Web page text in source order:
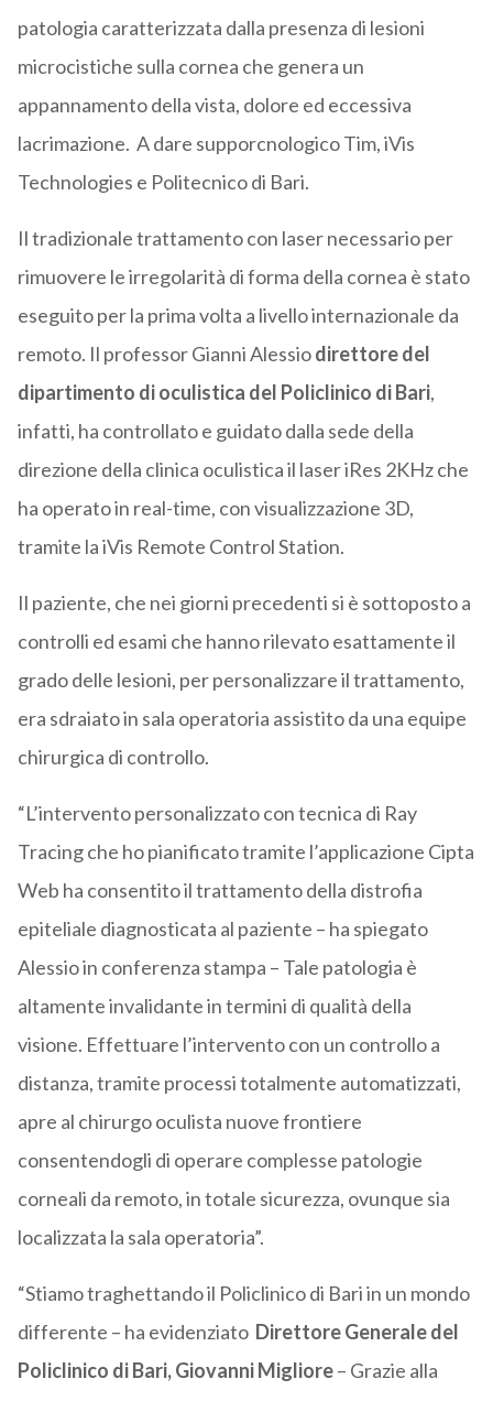
patologia caratterizzata dalla presenza di lesioni
microcistiche sulla cornea che genera un
appannamento della vista, dolore ed eccessiva
lacrimazione. A dare supporcnologico Tim, iVis
Technologies e Politecnico di Bari.
Il tradizionale trattamento con laser necessario per
rimuovere le irregolarità di forma della cornea è stato
eseguito per la prima volta a livello internazionale da
remoto. Il professor Gianni Alessiodirettore del
dipartimento di oculistica del Policlinico di Bari,
infatti, ha controllato e guidato dalla sede della
direzione della clinica oculistica il laser iRes 2KHz che
ha operato in real-time, con visualizzazione 3D,
tramite la iVis Remote Control Station.
Il paziente, che nei giorni precedenti si è sottoposto a
controlli ed esami che hanno rilevato esattamente il
grado delle lesioni, per personalizzare il trattamento,
era sdraiato in sala operatoria assistito da una equipe
chirurgica di controllo.
“L’intervento personalizzato con tecnica di Ray
Tracing che ho pianificato tramite l’applicazione Cipta
Web ha consentito il trattamento della distrofia
epiteliale diagnosticata al paziente – ha spiegato
Alessio in conferenza stampa – Tale patologia è
altamente invalidante in termini di qualità della
visione. Effettuare l’intervento con un controllo a
distanza, tramite processi totalmente automatizzati,
apre al chirurgo oculista nuove frontiere
consentendogli di operare complesse patologie
corneali da remoto, in totale sicurezza, ovunque sia
localizzata la sala operatoria”.
“Stiamo traghettando il Policlinico di Bari in un mondo
differente – ha evidenziato Direttore Generale del
Policlinico di Bari, Giovanni Migliore– Grazie alla